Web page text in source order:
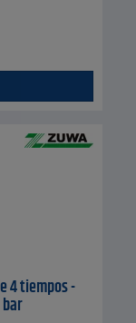
4 tiempos -